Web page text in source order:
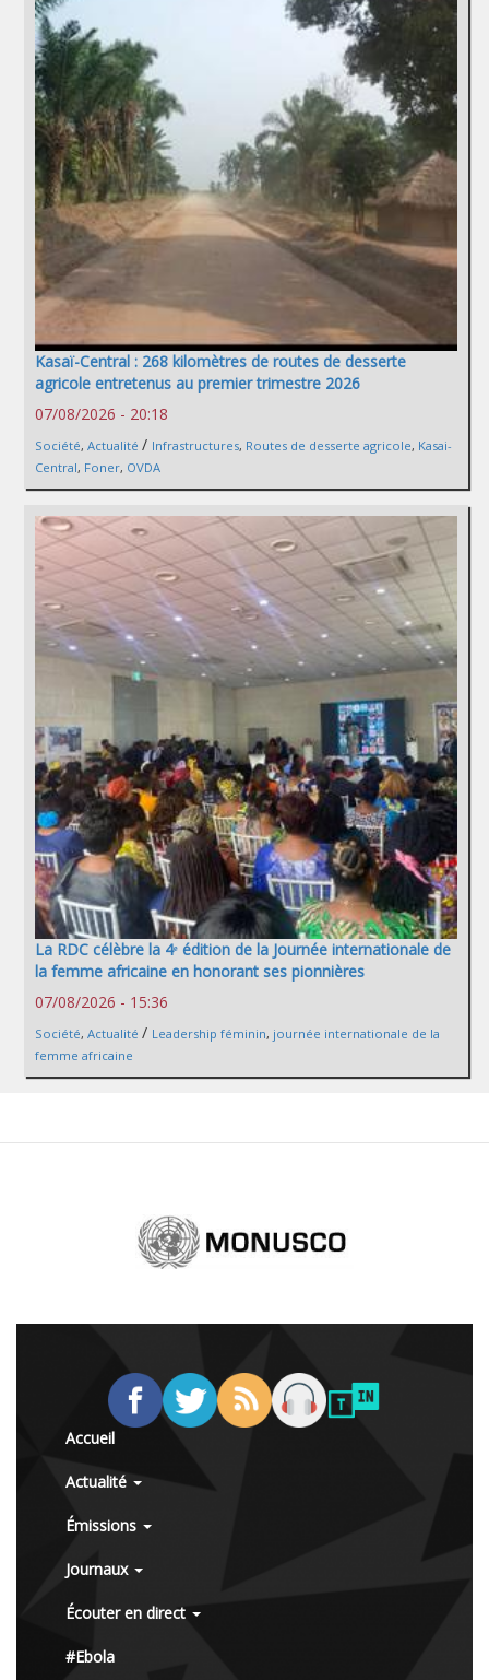
Kasaï-Central : 268 kilomètres de routes de desserte
agricole entretenus au premier trimestre 2026
07/08/2026 - 20:18
Société, Actualité / Infrastructures, Routes de desserte agricole, Kasai-
Central, Foner, OVDA
La RDC célèbre la 4ᵉ édition de la Journée internationale de
la femme africaine en honorant ses pionnières
07/08/2026 - 15:36
Société, Actualité / Leadership féminin, journée internationale de la
femme africaine
Accueil
Actualité
Émissions
Journaux
Écouter en direct
#Ebola